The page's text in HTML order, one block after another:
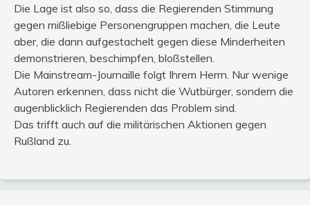
Die Lage ist also so, dass die Regierenden Stimmung
gegen mißliebige Personengruppen machen, die Leute
aber, die dann aufgestachelt gegen diese Minderheiten
demonstrieren, beschimpfen, bloßstellen.
Die Mainstream-Journaille folgt Ihrem Herrn. Nur wenige
Autoren erkennen, dass nicht die Wutbürger, sondern die
augenblicklich Regierenden das Problem sind.
Das trifft auch auf die militärischen Aktionen gegen
Rußland zu.